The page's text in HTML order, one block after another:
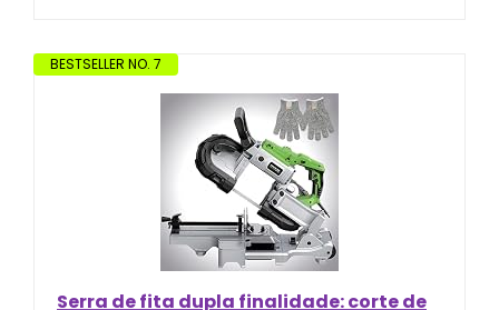
BESTSELLER NO. 7
Serra de fita dupla finalidade: corte de